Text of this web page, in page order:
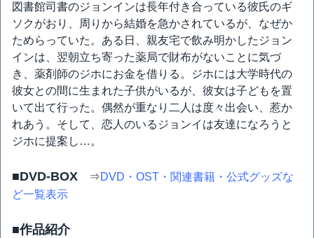
図書館司書のジョンインは長年付き合っている彼氏のギ
ソクがおり、周りから結婚を急かされているが、なぜか
ためらっていた。ある日、親友宅で飲み明かしたジョン
インは、翌朝立ち寄った薬局で財布がないことに気づ
き、薬剤師のジホにお金を借りる。ジホには大学時代の
彼女との間に生まれた子供がいるが、彼女は子どもを置
いて出て行った。偶然が重なり二人は度々出会い、惹か
れあう。そして、恋人のいるジョンイは友達になろうと
ジホに提案し…。
■DVD-BOX ⇒DVD・OST・関連書籍・公式グッズな
ど一覧表示
■作品紹介